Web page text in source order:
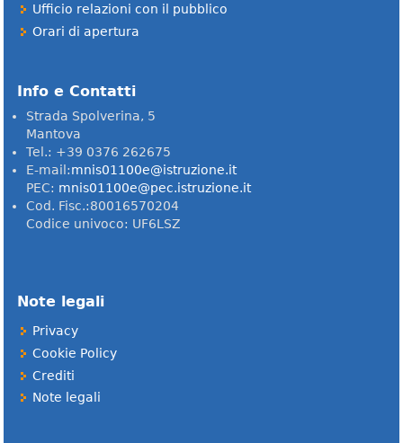
Ufficio relazioni con il pubblico
Orari di apertura
Info e Contatti
Strada Spolverina, 5
Mantova
Tel.: +39 0376 262675
E-mail:mnis01100e@istruzione.it
PEC: mnis01100e@pec.istruzione.it
Cod. Fisc.:80016570204
Codice univoco: UF6LSZ
Note legali
Privacy
Cookie Policy
Crediti
Note legali